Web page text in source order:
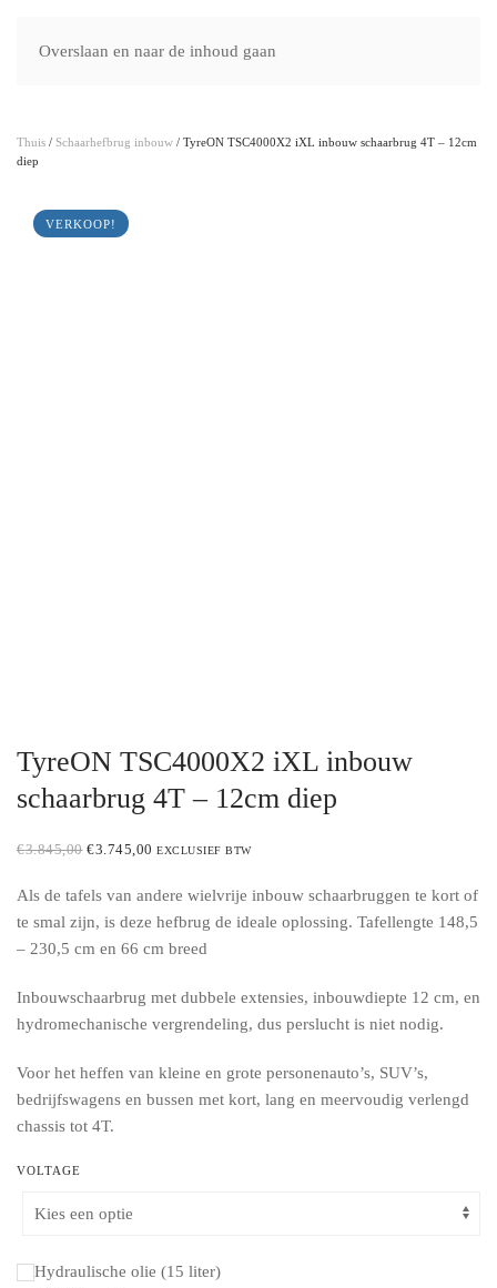
Overslaan en naar de inhoud gaan
Hefbruggenshop.nl
Thuis / Schaarhefbrug inbouw / TyreON TSC4000X2 iXL inbouw schaarbrug 4T – 12cm
diep
VERKOOP!
TyreON TSC4000X2 iXL inbouw
schaarbrug 4T – 12cm diep
€3.845,00 ORIGINAL
WAS:
€3.745,00 CURRENT
IS:
EXCLUSIEF BTW
Als de tafels van andere wielvrije inbouw schaarbruggen te kort of
te smal zijn, is deze hefbrug de ideale oplossing. Tafellengte 148,5
– 230,5 cm en 66 cm breed
Inbouwschaarbrug met dubbele extensies, inbouwdiepte 12 cm, en
hydromechanische vergrendeling, dus perslucht is niet nodig.
Voor het heffen van kleine en grote personenauto’s, SUV’s,
bedrijfswagens en bussen met kort, lang en meervoudig verlengd
chassis tot 4T.
VOLTAGE
Hydraulische olie (15 liter)